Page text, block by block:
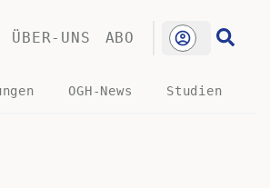
ÜBER-UNS ABO
OGH-News Studien